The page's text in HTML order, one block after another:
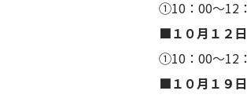
①10：00～12
■１０月１２日
①10：00～12
■１０月１９日